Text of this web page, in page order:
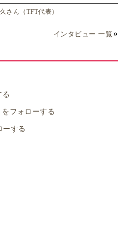
さん（TFT代表）
インタビュー 一覧
る
フォローする
ーする